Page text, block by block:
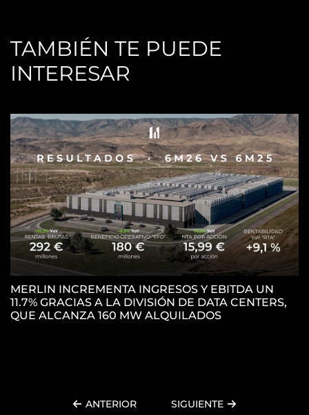
TAMBIÉN TE PUEDE
INTERESAR
MERLIN INCREMENTA INGRESOS Y EBITDA UN
11.7% GRACIAS A LA DIVISIÓN DE DATA CENTERS,
QUE ALCANZA 160 MW ALQUILADOS
ANTERIOR SIGUIENTE